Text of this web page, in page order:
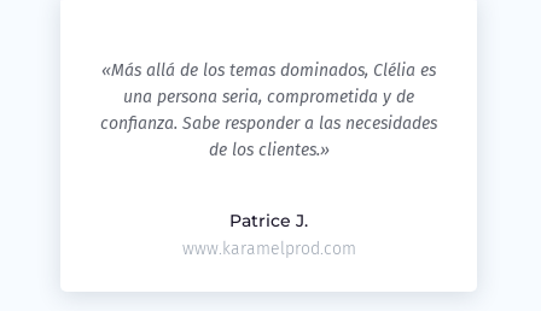
«Más allá de los temas dominados, Clélia es
una persona seria, comprometida y de
confianza. Sabe responder a las necesidades
de los clientes.»
Patrice J.
www.karamelprod.com